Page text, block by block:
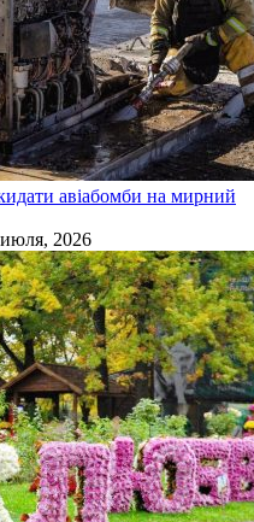
авіабомби на мирний
2026